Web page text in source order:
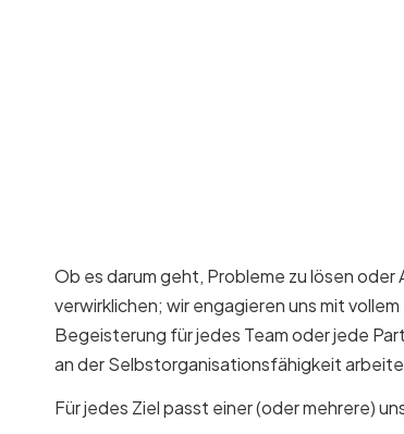
Ob es darum geht, Probleme zu lösen oder
verwirklichen; wir engagieren uns mit vollem
Begeisterung für jedes Team oder jede
an der Selbstorganisationsfähigkeit
Für jedes Ziel passt einer (oder mehrere)